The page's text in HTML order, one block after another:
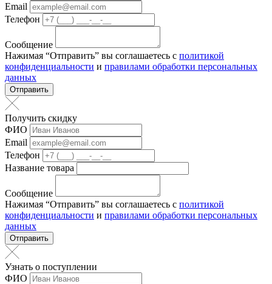
Email
Телефон
Сообщение
Нажимая “Отправить” вы соглашаетесь с политикой
конфиденциальности и правилами обработки персональных
данных
Отправить
Получить скидку
ФИО
Email
Телефон
Название товара
Сообщение
Нажимая “Отправить” вы соглашаетесь с политикой
конфиденциальности и правилами обработки персональных
данных
Отправить
Узнать о поступлении
ФИО